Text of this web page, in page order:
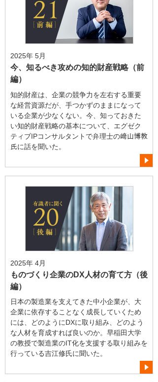
2025年 5月
今、知るべき攻めの知的財産戦略（前
編）
知的財産は、企業の競争力を左右する重要
な経営資源だが、手つかずのままになって
いる企業が少なくない。今、知っておきた
い知的財産戦略の基本について、エグゼク
ティブIPコンサルタントで弁理士の﨑山博教
氏に話を聞いた。
2025年 4月
ものづくり企業のDX人材の育て方（後
編）
日本の製造業を支えてきた中小企業が、大
企業に依存することなく成長していくため
には、どのようにDXに取り組み、どのよう
な人材を育成すれば良いのか。早稲田大学
の教授で製造業のIT化を支援する取り組みを
行っている吉江修氏に聞いた。